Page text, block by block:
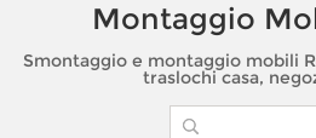
Montaggio
Smontaggio e montaggio mobili
traslochi casa,